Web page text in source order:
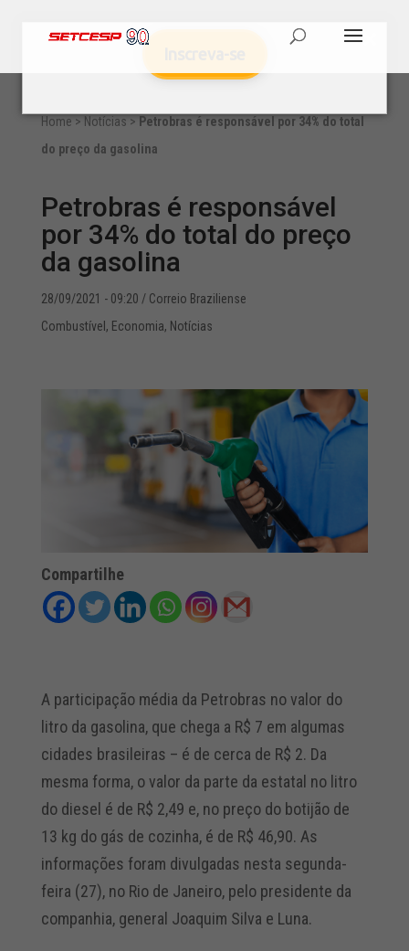
Home > Notícias > Petrobras é responsável por 34% do total
do preço da gasolina
Petrobras é responsável
por 34% do total do preço
da gasolina
28/09/2021 - 09:20 / Correio Braziliense
Combustível , Economia, Notícias
Compartilhe
A participação média da Petrobras no valor do
litro da gasolina, que chega a R$ 7 em algumas
cidades brasileiras – é de cerca de R$ 2. Da
mesma forma, o valor da parte da estatal no litro
do diesel é de R$ 2,49 e, no preço do botijão de
13 kg do gás de cozinha, é de R$ 46,90. As
informações foram divulgadas nesta segunda-
feira (27), no Rio de Janeiro, pelo presidente da
companhia, general Joaquim Silva e Luna.